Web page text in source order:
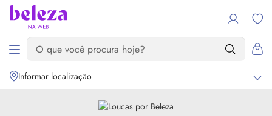
Informar localização